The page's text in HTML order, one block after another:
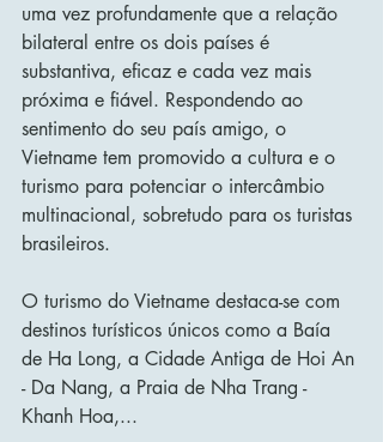
uma vez profundamente que a relação
bilateral entre os dois países é
substantiva, eficaz e cada vez mais
próxima e fiável. Respondendo ao
sentimento do seu país amigo, o
Vietname tem promovido a cultura e o
turismo para potenciar o intercâmbio
multinacional, sobretudo para os turistas
brasileiros.
O turismo do Vietname destaca-se com
destinos turísticos únicos como a Baía
de Ha Long, a Cidade Antiga de Hoi An
- Da Nang, a Praia de Nha Trang -
Khanh Hoa,...